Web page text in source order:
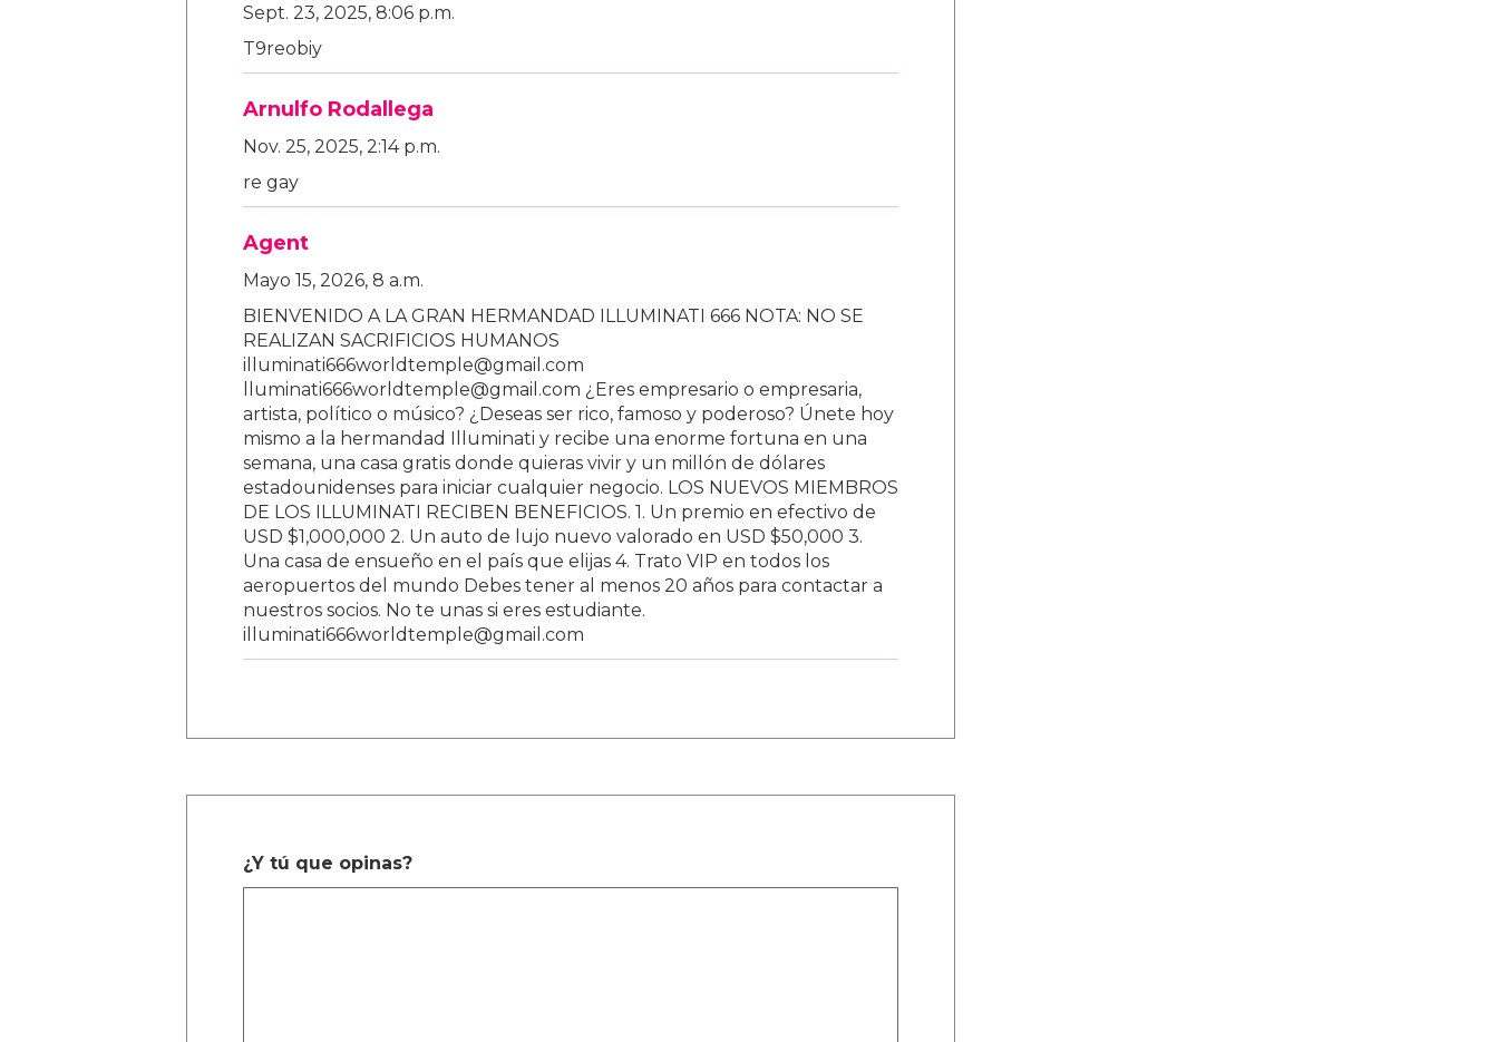
Sept. 23, 2025, 8:06 p.m.
T9reobiy
Arnulfo Rodallega
Nov. 25, 2025, 2:14 p.m.
re gay
Agent
Mayo 15, 2026, 8 a.m.
BIENVENIDO A LA GRAN HERMANDAD ILLUMINATI 666 NOTA: NO SE
REALIZAN SACRIFICIOS HUMANOS
illuminati666worldtemple@gmail.com
lluminati666worldtemple@gmail.com ¿Eres empresario o empresaria,
artista, político o músico? ¿Deseas ser rico, famoso y poderoso? Únete hoy
mismo a la hermandad Illuminati y recibe una enorme fortuna en una
semana, una casa gratis donde quieras vivir y un millón de dólares
estadounidenses para iniciar cualquier negocio. LOS NUEVOS MIEMBROS
DE LOS ILLUMINATI RECIBEN BENEFICIOS. 1. Un premio en efectivo de
USD $1,000,000 2. Un auto de lujo nuevo valorado en USD $50,000 3.
Una casa de ensueño en el país que elijas 4. Trato VIP en todos los
aeropuertos del mundo Debes tener al menos 20 años para contactar a
nuestros socios. No te unas si eres estudiante.
illuminati666worldtemple@gmail.com
¿Y tú que opinas?